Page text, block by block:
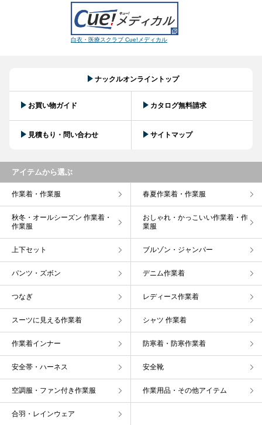
白衣・医療スクラブ Cue!メディカル
ナックルオンライントップ
お買い物ガイド カタログ無料請求
見積もり・問い合わせ サイトマップ
アイテムから選ぶ
作業着・作業服 春夏作業着・作業服
秋冬・オールシーズン 作業着・
作業服
おしゃれ・かっこいい作業着・作
業服
上下セット ブルゾン・ジャンパー
パンツ・ズボン デニム作業着
つなぎ レディース作業着
スーツに見える作業着 シャツ 作業着
作業着インナー 防寒着・防寒作業着
安全帯・ハーネス 安全靴
空調服・ファン付き作業服 作業用品・その他アイテム
合羽・レインウェア